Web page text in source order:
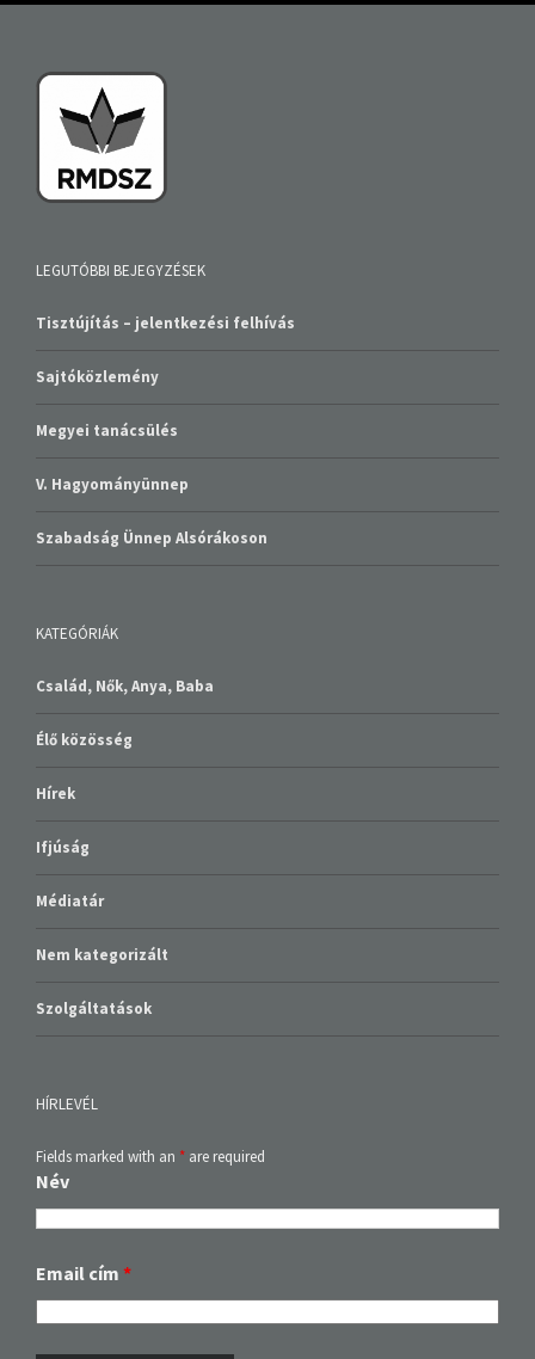
LEGUTÓBBI BEJEGYZÉSEK
Tisztújítás – jelentkezési felhívás
Sajtóközlemény
Megyei tanácsülés
V. Hagyományünnep
Szabadság Ünnep Alsórákoson
KATEGÓRIÁK
Család, Nők, Anya, Baba
Élő közösség
Hírek
Ifjúság
Médiatár
Nem kategorizált
Szolgáltatások
HÍRLEVÉL
Fields marked with an * are required
Név
Email cím *